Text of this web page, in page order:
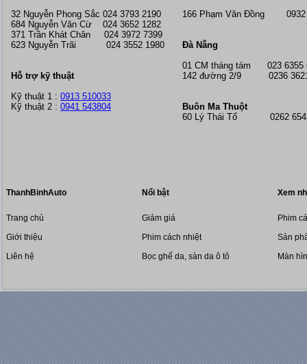
32 Nguyễn Phong Sắc 024 3793 2190
684 Nguyễn Văn Cừ 024 3652 1282
371 Trần Khát Chân 024 3972 7399
623 Nguyễn Trãi 024 3552 1980
Hỗ trợ kỹ thuật
Kỹ thuật 1 : 0913 510033
Kỹ thuật 2 : 0941 543804
166 Phạm Văn Đồng 0932
Đà Nẵng
01 CM tháng tám 023 6355
142 đường 2/9 0236
Buôn Ma Thuột
60 Lý Thái Tổ 0262
ThanhBinhAuto
Trang chủ
Giới thiệu
Liên hệ
Nổi bật
Giảm giá
Phim cách nhiệt
Bọc ghế da, sàn da ô tô
Xem
Phim
Sản
Màn